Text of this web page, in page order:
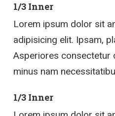
1/3 Inner
Lorem ipsum dolor sit
adipisicing elit. Ipsam,
Asperiores consectetur
minus nam
1/3 Inner